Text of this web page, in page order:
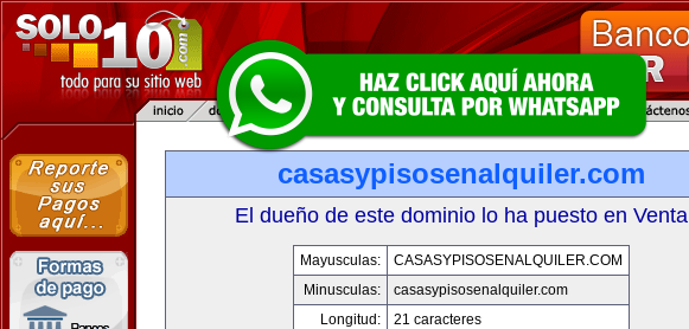
casasypisosenalquiler.com
El dueño de este dominio lo ha puesto en Venta
Mayusculas:
CASASYPISOSENALQUILER.COM
Minusculas:
casasypisosenalquiler.com
Longitud:
21 caracteres